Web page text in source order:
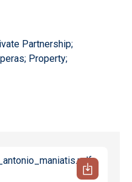
Partnership;
Property;